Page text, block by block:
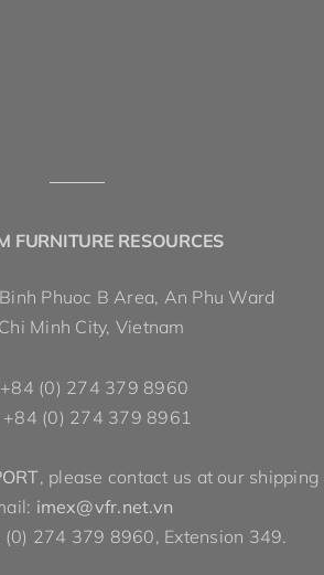
FURNITURE RESOURCES
Phuoc B Area, An Phu Ward
Minh City, Vietnam
(0) 274 379 8960
+84 (0) 274 379 8961
, please contact us at our shipping
imex@vfr.net.vn
(0) 274 379 8960, Extension 349.